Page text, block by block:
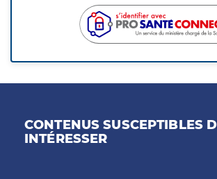
CONTENUS SUSCEPTIBLES
INTÉRESSER